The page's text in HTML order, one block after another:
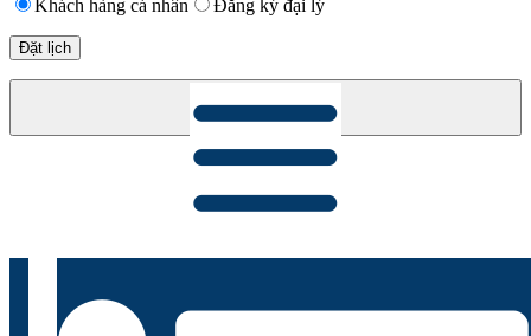
Khách hàng cá nhân Đăng ký đại lý